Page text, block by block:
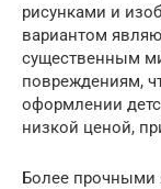
рисунками и
вариантом
существенным
повреждениям,
оформлении
низкой ценой,
Более прочными